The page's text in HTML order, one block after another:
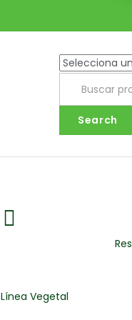
Search
Línea Vegetal
Res